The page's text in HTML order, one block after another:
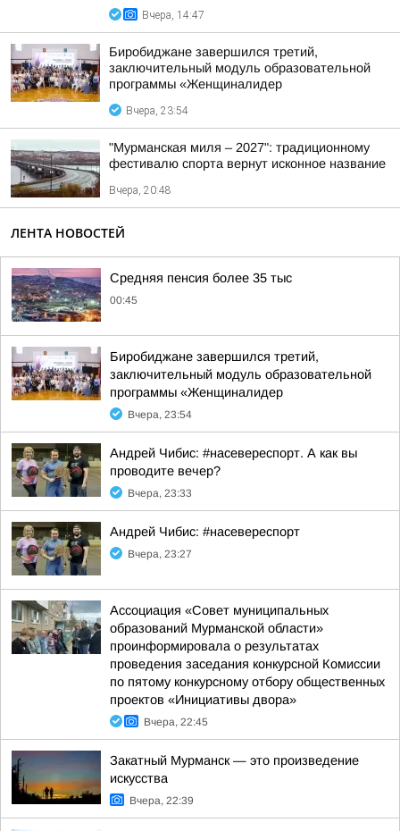
Вчера, 14:47
Биробиджане завершился третий,
заключительный модуль образовательной
программы «Женщиналидер
Вчера, 23:54
"Мурманская миля – 2027": традиционному
фестивалю спорта вернут исконное название
Вчера, 20:48
ЛЕНТА НОВОСТЕЙ
Средняя пенсия более 35 тыс
00:45
Биробиджане завершился третий,
заключительный модуль образовательной
программы «Женщиналидер
Вчера, 23:54
Андрей Чибис: #насевереспорт. А как вы
проводите вечер?
Вчера, 23:33
Андрей Чибис: #насевереспорт
Вчера, 23:27
Ассоциация «Совет муниципальных
образований Мурманской области»
проинформировала о результатах
проведения заседания конкурсной Комиссии
по пятому конкурсному отбору общественных
проектов «Инициативы двора»
Вчера, 22:45
Закатный Мурманск — это произведение
искусства
Вчера, 22:39